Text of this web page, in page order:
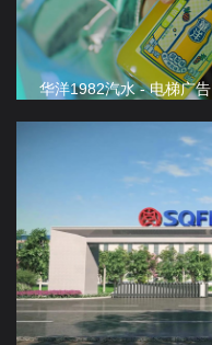
华洋1982汽水 - 电梯广告